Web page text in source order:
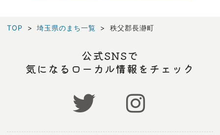
TOP 埼玉県のまち一覧 秩父郡長瀞町
公式SNSで
気になるローカル情報をチェック